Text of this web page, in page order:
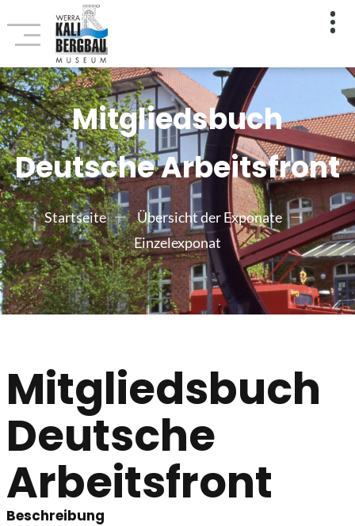
Mitgliedsbuch
Deutsche Arbeitsfront
Startseite
Übersicht der Exponate
Einzelexponat
Mitgliedsbuch
Deutsche
Arbeitsfront
Beschreibung